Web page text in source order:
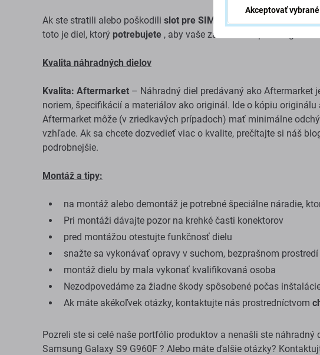
Ak ste stratili alebo poškodili slot pre SIM/SD kartu
na vašom
toto je diel, ktorý potrebujete , aby vaše zariadenie opäť fungovalo
Kvalita náhradných dielov
Kvalita: Aftermarket – Náhradný diel predávaný ako Aftermarket
noriem, špecifikácií a materiálov ako originál. Ide o kópiu
Aftermarket môže (v zriedkavých prípadoch) mať minimálne
vzhľade. Ak sa chcete dozvedieť viac o kvalite, prečítajte si náš
podrobnejšie.
Montáž a tipy:
na montáž alebo demontáž je potrebné špeciálne náradie,
Pri montáži dávajte pozor na krehké časti konektorov
pred montážou otestujte funkčnosť dielu
snažte sa vykonávať opravy v suchom, bezprašnom
montáž dielu by mala vykonať kvalifikovaná osoba
Nezodpovedáme za žiadne škody spôsobené počas
Ak máte akékoľvek otázky, kontaktujte nás prostredníctvom
Pozreli ste si celé naše portfólio produktov a nenašli ste náhradný
Samsung Galaxy S9 G960F ? Alebo máte ďalšie otázky?
Akceptovať vybrané